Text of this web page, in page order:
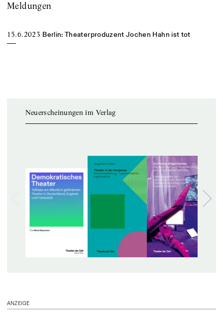
Meldungen
15.6.2023 Berlin: Theaterproduzent Jochen Hahn ist tot
Neuerscheinungen im Verlag
ANZEIGE